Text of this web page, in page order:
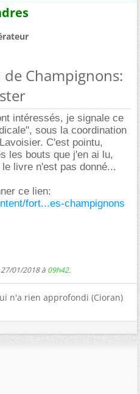
Champignons:
intéressés, je signale ce
sous la coordination
C'est pointu,
les bouts que j'en ai lu,
livre n'est pas donné...
ce lien:
fort...es-champignons
01/2018 à 09h42.
n'a rien approfondi (Cioran)